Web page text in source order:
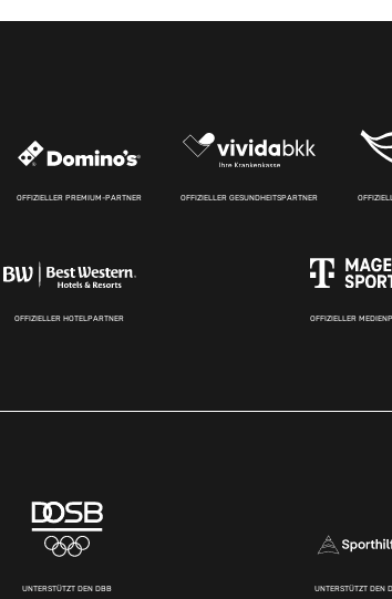
OFFIZIELLER PREMIUM-PARTNER OFFIZIELLER GESUNDHEITSPARTNER
OFFIZIELLER HOTELPARTNER OFFIZIELLER
UNTERSTÜTZT DEN DBB UNTERSTÜTZT DEN